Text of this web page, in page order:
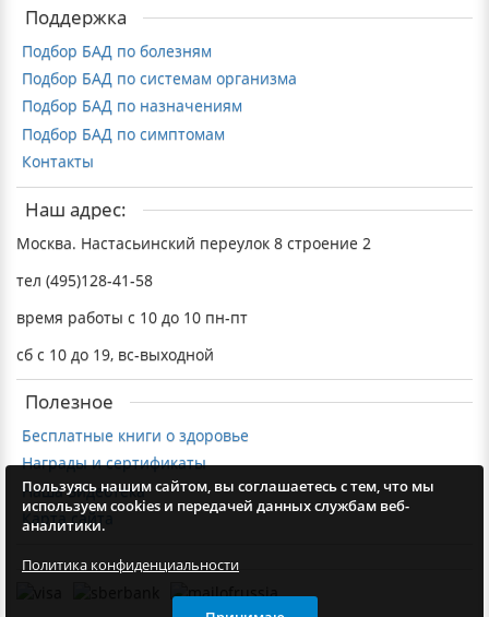
Поддержка
Подбор БАД по болезням
Подбор БАД по системам организма
Подбор БАД по назначениям
Подбор БАД по симптомам
Контакты
Наш адрес:
Москва. Настасьинский переулок 8 строение 2
тел (495)128-41-58
время работы с 10 до 10 пн-пт
сб с 10 до 19, вс-выходной
Полезное
Бесплатные книги о здоровье
Награды и сертификаты
Наша видеотека
Карта сайта
Пользуясь нашим сайтом, вы соглашаетесь с тем, что мы
используем cookies и передачей данных службам веб-
аналитики.
Политика конфиденциальности